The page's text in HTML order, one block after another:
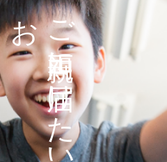
ご
に
け
た
い
お
の
の